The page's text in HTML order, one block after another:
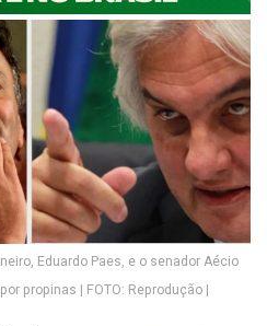
Eduardo Paes, e o senador Aécio
propinas | FOTO: Reprodução |